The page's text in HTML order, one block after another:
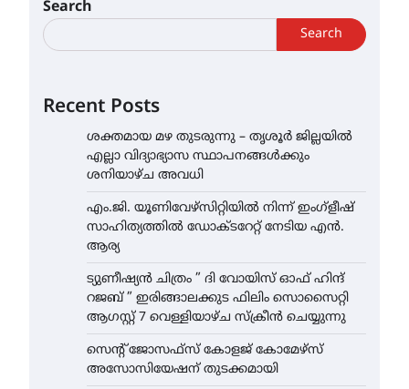
Search
Search
Recent Posts
ശക്തമായ മഴ തുടരുന്നു – തൃശൂർ ജില്ലയിൽ
എല്ലാ വിദ്യാഭ്യാസ സ്ഥാപനങ്ങൾക്കും
ശനിയാഴ്ച അവധി
എം.ജി. യൂണിവേഴ്‌സിറ്റിയിൽ നിന്ന് ഇംഗ്ളീഷ്
സാഹിത്യത്തിൽ ഡോക്ടറേറ്റ് നേടിയ എൻ.
ആര്യ
ട്യുണീഷ്യൻ ചിത്രം ” ദി വോയിസ് ഓഫ് ഹിന്ദ്
റജബ് ” ഇരിങ്ങാലക്കുട ഫിലിം സൊസൈറ്റി
ആഗസ്റ്റ് 7 വെള്ളിയാഴ്ച സ്‌ക്രീൻ ചെയ്യുന്നു
സെന്റ് ജോസഫ്സ് കോളജ് കോമേഴ്‌സ്
അസോസിയേഷന് തുടക്കമായി